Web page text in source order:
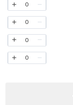
0
0
0
0